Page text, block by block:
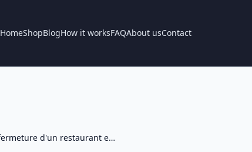
HomeShopBlogHow it worksFAQAbout usContact
Souvenir pour la fermeture d'un restaurant emblématique